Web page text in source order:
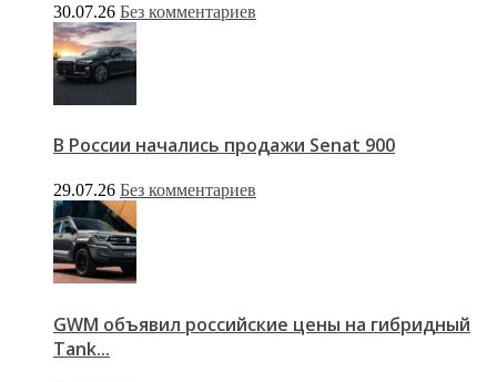
30.07.26 Без комментариев
В России начались продажи Senat 900
29.07.26 Без комментариев
GWM объявил российские цены на гибридный
Tank...